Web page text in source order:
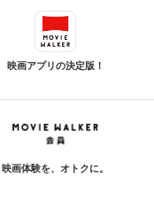
映画アプリの決定版！
映画体験を、オトクに。